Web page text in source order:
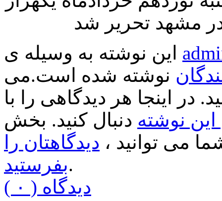
نوشته شده است.می
در اینجا هر دیدگاهی را با
نوشته دنبال کنید. بخش
می توانید ، دیدگاهتان را
بفرستید.
( ۰ ) دیدگاه